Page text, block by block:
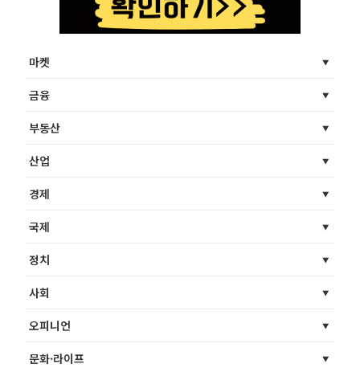
마켓
금융
부동산
산업
경제
국제
정치
사회
오피니언
문화·라이프